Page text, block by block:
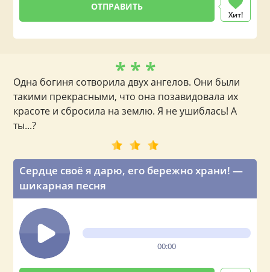
Хит!
Сердце своё я дарю, его бережно храни! —
шикарная песня
00:00
* * *
Одна богиня сотворила двух ангелов. Они были
такими прекрасными, что она позавидовала их
красоте и сбросила на землю. Я не ушиблась! А
ты...?